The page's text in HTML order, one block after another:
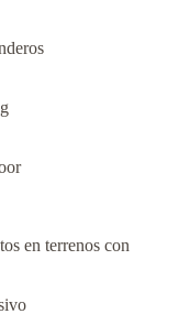
en terrenos con